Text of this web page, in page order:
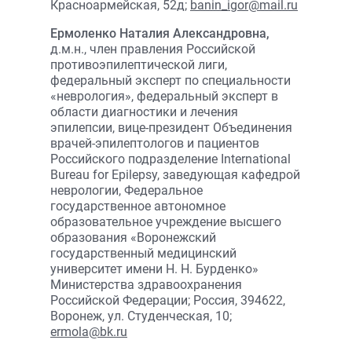
Красноармейская, 52д; banin_igor@mail.ru
Ермоленко Наталия Александровна,
д.м.н., член правления Российской
противоэпилептической лиги,
федеральный эксперт по специальности
«неврология», федеральный эксперт в
области диагностики и лечения
эпилепсии, вице-президент Объединения
врачей-эпилептологов и пациентов
Российского подразделение International
Bureau for Epilepsy, заведующая кафедрой
неврологии, Федеральное
государственное автономное
образовательное учреждение высшего
образования «Воронежский
государственный медицинский
университет имени Н. Н. Бурденко»
Министерства здравоохранения
Российской Федерации; Россия, 394622,
Воронеж, ул. Студенческая, 10;
ermola@bk.ru